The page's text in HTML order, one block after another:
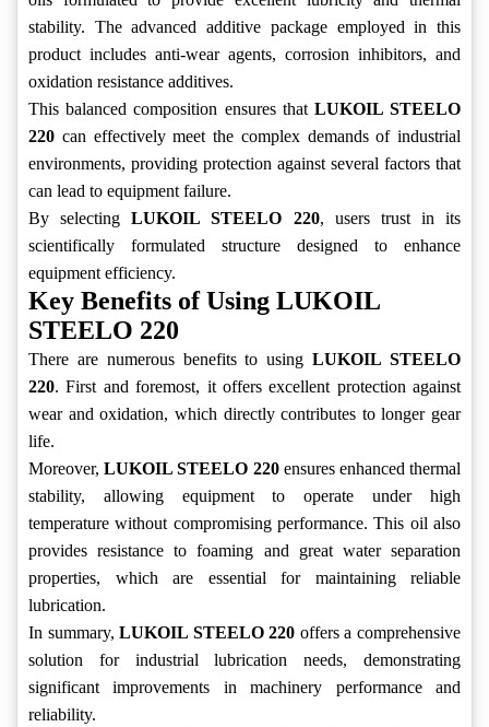
stability. The advanced additive package employed in this
product includes anti-wear agents, corrosion inhibitors, and
oxidation resistance additives.
This balanced composition ensures that LUKOIL STEELO
220 can effectively meet the complex demands of industrial
environments, providing protection against several factors that
can lead to equipment failure.
By selectingLUKOIL STEELO 220, users trust in its
scientifically formulated structure designed to enhance
equipment efficiency.
Key Benefits of Using LUKOIL
STEELO 220
There are numerous benefits to usingLUKOIL STEELO
220. First and foremost, it offers excellent protection against
wear and oxidation, which directly contributes to longer gear
life.
Moreover,LUKOIL STEELO 220ensures enhanced thermal
stability, allowing equipment to operate under high
temperature without compromising performance. This oil also
provides resistance to foaming and great water separation
properties, which are essential for maintaining reliable
lubrication.
In summary,LUKOIL STEELO 220 offers a comprehensive
solution for industrial lubrication needs, demonstrating
significant improvements in machinery performance and
reliability.